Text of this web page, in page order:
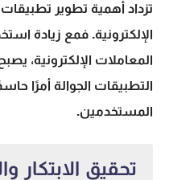
تزداد أهمية تطوير
الإلكترونية. فمع زيادة
المعاملات الإلكترونية،
التطبيقات الجوالة أمرًا
المستخدمين.
تحقيق الابتكار